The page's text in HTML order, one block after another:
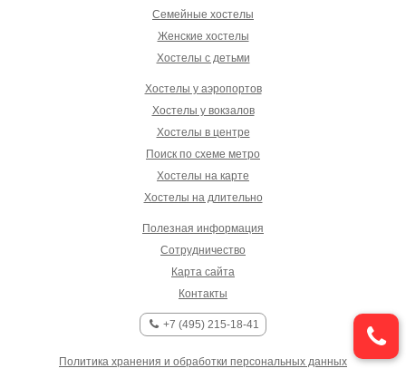
Семейные хостелы
Женские хостелы
Хостелы с детьми
Хостелы у аэропортов
Хостелы у вокзалов
Хостелы в центре
Поиск по схеме метро
Хостелы на карте
Хостелы на длительно
Полезная информация
Сотрудничество
Карта сайта
Контакты
+7 (495) 215-18-41
Политика хранения и обработки персональных данных